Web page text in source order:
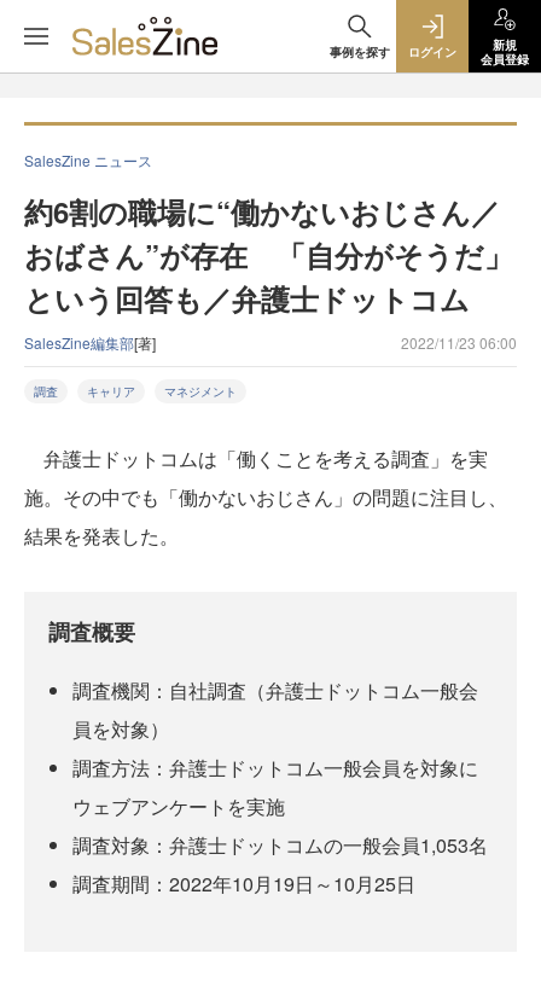
事例を探す ログイン
新規
会員登録
SalesZine ニュース
約6割の職場に“働かないおじさん／
おばさん”が存在 「自分がそうだ」
という回答も／弁護士ドットコム
SalesZine編集部[著] 2022/11/23 06:00
調査 キャリア マネジメント
弁護士ドットコムは「働くことを考える調査」を実
施。その中でも「働かないおじさん」の問題に注目し、
結果を発表した。
調査概要
調査機関：自社調査（弁護士ドットコム一般会
員を対象）
調査方法：弁護士ドットコム一般会員を対象に
ウェブアンケートを実施
調査対象：弁護士ドットコムの一般会員1,053名
調査期間：2022年10月19日～10月25日